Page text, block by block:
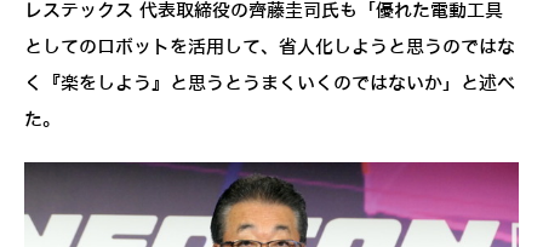
レステックス 代表取締役の齊藤圭司氏も「優れた電動工具
としてのロボットを活用して、省人化しようと思うのではな
く『楽をしよう』と思うとうまくいくのではないか」と述べ
た。